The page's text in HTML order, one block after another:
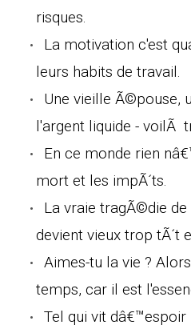
risques.
La motivation c'est
leurs habits de travail.
Une vieille Ã©pouse,
l'argent liquide - voilÃ
En ce monde rien
mort et les impÃ´ts.
La vraie tragÃ©die de
devient vieux trop tÃ´t
Aimes-tu la vie ?
temps, car il est
Tel qui vit